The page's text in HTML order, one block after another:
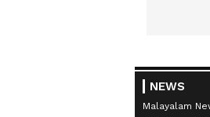
NEWS
Malayalam